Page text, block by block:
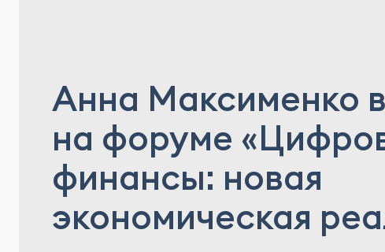
Анна Максименко
на форуме
финансы: новая
экономическая